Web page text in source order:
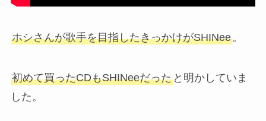
ホシさんが歌手を目指したきっかけがSHINee。
初めて買ったCDもSHINeeだったと明かしていま
した。